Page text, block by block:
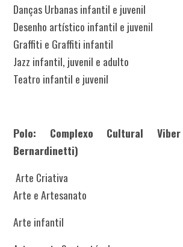
Danças Urbanas infantil e juvenil
Desenho artístico infantil e juvenil
Graffiti e Graffiti infantil
Jazz infantil, juvenil e adulto
Teatro infantil e juvenil
Polo: Complexo Cultural
Bernardinetti)
Arte Criativa
Arte e Artesanato
Arte infantil